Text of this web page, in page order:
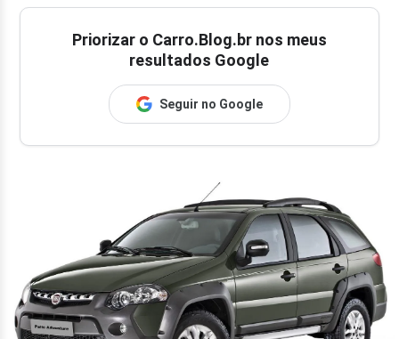
Priorizar o Carro.Blog.br nos meus
resultados Google
Seguir no Google